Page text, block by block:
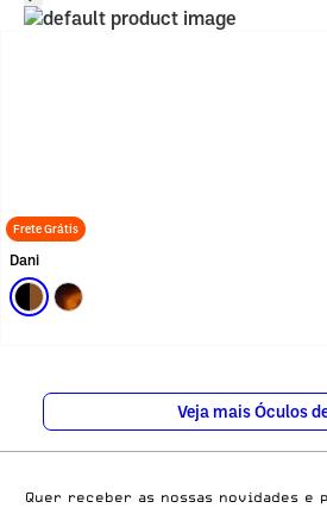
Frete Grátis
Dani
Veja mais Óculos
Quer receber as nossas novidades e